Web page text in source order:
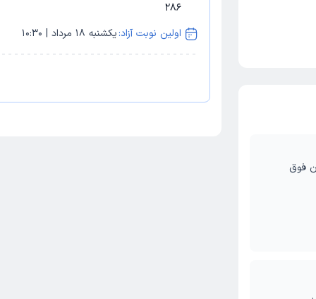
286
اولین نوبت آزاد:یکشنبه 18 مرداد | 10:30
فوق